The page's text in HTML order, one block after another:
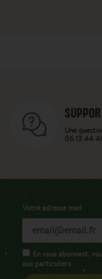
Une
06 13 44
Votre adresse mail
En vous abonnant,
aux particuliers